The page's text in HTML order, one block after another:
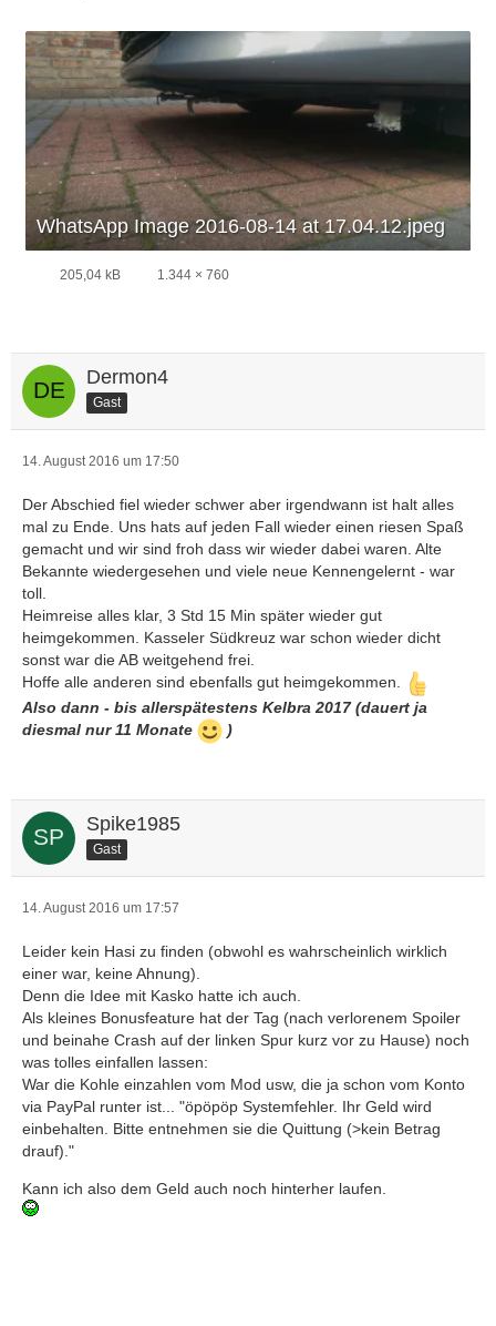
WhatsApp Image 2016-08-14 at 17.04.12.jpeg
205,04 kB 1.344 × 760
Dermon4
Gast
14. August 2016 um 17:50
Der Abschied fiel wieder schwer aber irgendwann ist halt alles
mal zu Ende. Uns hats auf jeden Fall wieder einen riesen Spaß
gemacht und wir sind froh dass wir wieder dabei waren. Alte
Bekannte wiedergesehen und viele neue Kennengelernt - war
toll.
Heimreise alles klar, 3 Std 15 Min später wieder gut
heimgekommen. Kasseler Südkreuz war schon wieder dicht
sonst war die AB weitgehend frei.
Hoffe alle anderen sind ebenfalls gut heimgekommen.
Also dann - bis allerspätestens Kelbra 2017 (dauert ja
diesmal nur 11 Monate
)
Spike1985
Gast
14. August 2016 um 17:57
Leider kein Hasi zu finden (obwohl es wahrscheinlich wirklich
einer war, keine Ahnung).
Denn die Idee mit Kasko hatte ich auch.
Als kleines Bonusfeature hat der Tag (nach verlorenem Spoiler
und beinahe Crash auf der linken Spur kurz vor zu Hause) noch
was tolles einfallen lassen:
War die Kohle einzahlen vom Mod usw, die ja schon vom Konto
via PayPal runter ist... "öpöpöp Systemfehler. Ihr Geld wird
einbehalten. Bitte entnehmen sie die Quittung (>kein Betrag
drauf)."
Kann ich also dem Geld auch noch hinterher laufen.